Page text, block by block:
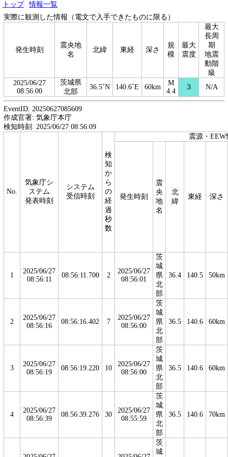
トップ
情報一覧
実際に観測した情報（電文で入手できたものに限る）
発生時刻
震央地
名
北緯 東経 深さ
規
模
最大
震度
最大
長周
期
地震
動階
級
2025/06/27
08:56:00
茨城県
北部
36.5˚N 140.6˚E 60km
M
4.4
３ N/A
EventID: 20250627085609
作成官署: 気象庁本庁
検知時刻: 2025/06/27 08:56:09
No.
気象庁シ
ステム
発表時刻
システム
受信時刻
検
知
か
ら
の
経
過
秒
数
震源・EEW
発生時刻
震
央
地
名
北
緯
東経 深さ
1
2025/06/27
08:56:11
08:56:11.700 2
2025/06/27
08:56:01
茨
城
県
北
部
36.4 140.5 50km
2
2025/06/27
08:56:16
08:56:16.402 7
2025/06/27
08:56:00
茨
城
県
北
部
36.5 140.6 60km
3
2025/06/27
08:56:19
08:56:19.220 10
2025/06/27
08:56:00
茨
城
県
北
部
36.5 140.6 60km
4
2025/06/27
08:56:39
08:56:39.276 30
2025/06/27
08:55:59
茨
城
県
北
部
36.5 140.6 70km
茨
城